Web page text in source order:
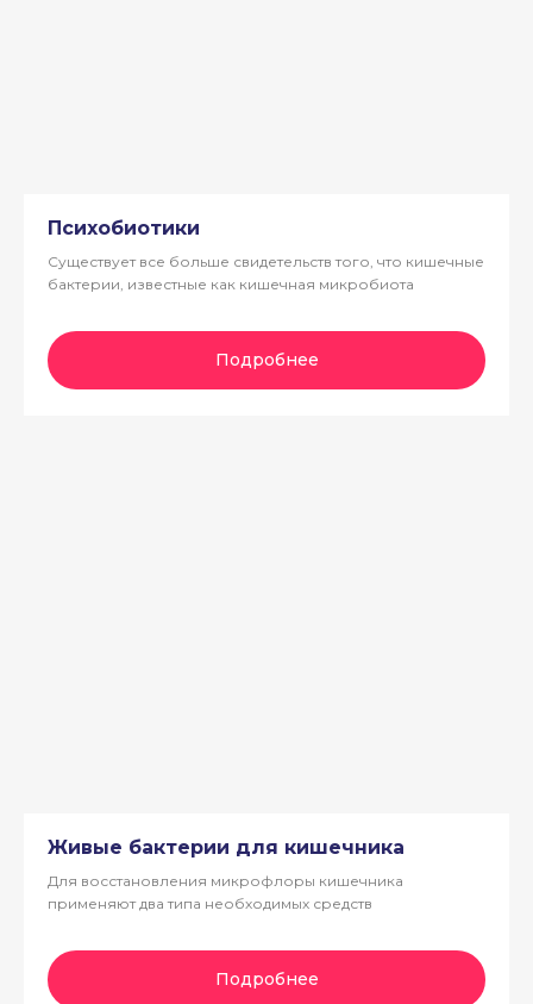
Психобиотики
Существует все больше свидетельств того, что кишечные
бактерии, известные как кишечная микробиота
Подробнее
Живые бактерии для кишечника
Для восстановления микрофлоры кишечника
применяют два типа необходимых средств
Подробнее